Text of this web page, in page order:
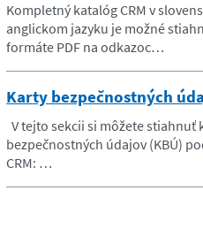
Kompletný katalóg CRM v
anglickom jazyku je možné
formáte PDF na odkazoc…
Karty bezpečnostných
V tejto sekcii si môžete stiahnuť
bezpečnostných údajov (KBÚ)
CRM: …